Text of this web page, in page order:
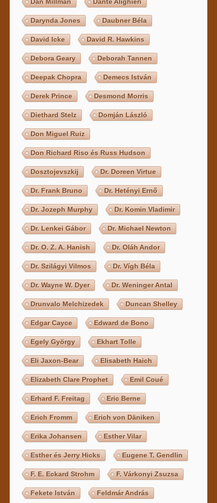
Darynda Jones Daubner Béla
David Icke David R. Hawkins
Debora Geary Deborah Tannen
Deepak Chopra Demecs István
Derek Prince Desmond Morris
Diethard Stelz Domján László
Don Miguel Ruiz
Don Richard Riso és Russ Hudson
Dosztojevszkij Dr. Doreen Virtue
Dr. Frank Bruno Dr. Hetényi Ernő
Dr. Jozeph Murphy Dr. Komin Vladimir
Dr. Lenkei Gábor Dr. Michael Newton
Dr. O. Z. A. Hanish Dr. Oláh Andor
Dr. Szilágyi Vilmos Dr. Vígh Béla
Dr. Wayne W. Dyer Dr. Weninger Antal
Drunvalo Melchizedek Duncan Shelley
Edgar Cayce Edward de Bono
Egely György Ekhart Tolle
Eli Jaxon-Bear Elisabeth Haich
Elizabeth Clare Prophet Emil Coué
Erhard F. Freitag Eric Berne
Erich Fromm Erich von Däniken
Erika Johansen Esther Vilar
Esther és Jerry Hicks Eugene T. Gendlin
F. E. Eckard Strohm F. Várkonyi Zsuzsa
Fekete István Feldmár András